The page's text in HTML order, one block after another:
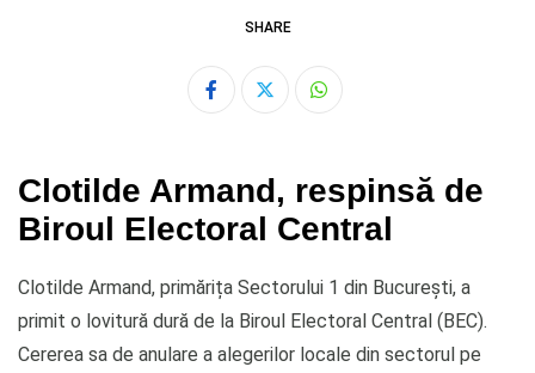
SHARE
Whatsapp
Clotilde Armand, respinsă de
Biroul Electoral Central
Clotilde Armand, primărița Sectorului 1 din București, a
primit o lovitură dură de la Biroul Electoral Central (BEC).
Cererea sa de anulare a alegerilor locale din sectorul pe